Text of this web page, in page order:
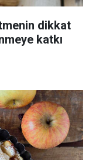
dikkat
katkı